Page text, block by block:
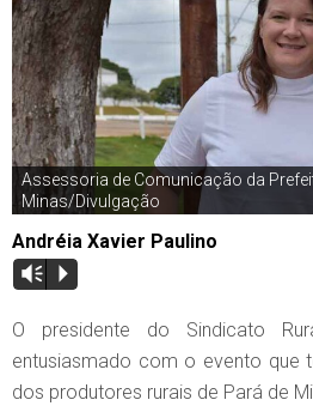
Assessoria de Comunicação da
Minas/Divulgação
Andréia Xavier Paulino
Vm P
O presidente do Sindicato
entusiasmado com o evento que
dos produtores rurais de Pará de